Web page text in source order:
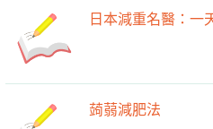
日本減重名醫：一
蒟蒻減肥法